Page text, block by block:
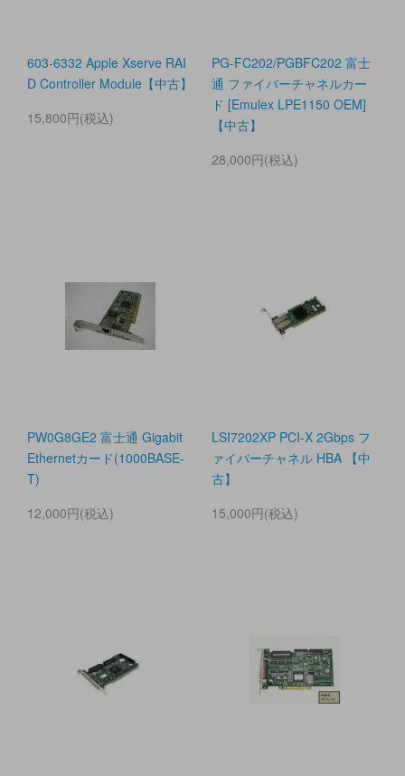
603-6332 Apple Xserve RAI
D Controller Module【中古】
15,800円(税込)
PG-FC202/PGBFC202 富士
通 ファイバーチャネルカー
ド [Emulex LPE1150 OEM]
【中古】
28,000円(税込)
PW0G8GE2 富士通 Gigabit
Ethernetカード(1000BASE-
T)
12,000円(税込)
LSI7202XP PCI-X 2Gbps フ
ァイバーチャネル HBA 【中
古】
15,000円(税込)